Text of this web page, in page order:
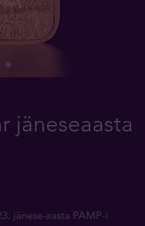
jäneseaasta
jänese-aasta PAMP-i